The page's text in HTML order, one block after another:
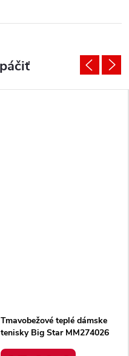
Tmavobežové teplé dámske
tenisky Big Star MM274026